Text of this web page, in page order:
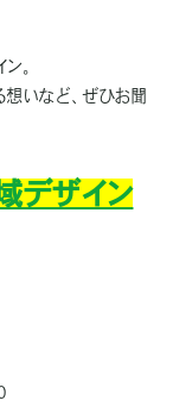
。
いなど、ぜひお聞
デザイン